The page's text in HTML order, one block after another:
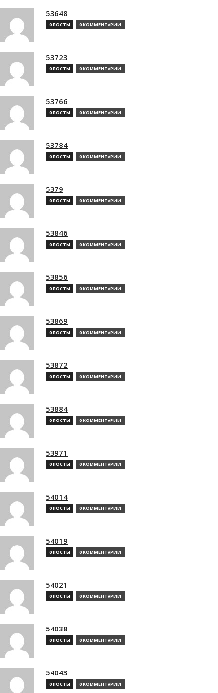
53648
0 ПОСТЫ 0 КОММЕНТАРИИ
53723
0 ПОСТЫ 0 КОММЕНТАРИИ
53766
0 ПОСТЫ 0 КОММЕНТАРИИ
53784
0 ПОСТЫ 0 КОММЕНТАРИИ
5379
0 ПОСТЫ 0 КОММЕНТАРИИ
53846
0 ПОСТЫ 0 КОММЕНТАРИИ
53856
0 ПОСТЫ 0 КОММЕНТАРИИ
53869
0 ПОСТЫ 0 КОММЕНТАРИИ
53872
0 ПОСТЫ 0 КОММЕНТАРИИ
53884
0 ПОСТЫ 0 КОММЕНТАРИИ
53971
0 ПОСТЫ 0 КОММЕНТАРИИ
54014
0 ПОСТЫ 0 КОММЕНТАРИИ
54019
0 ПОСТЫ 0 КОММЕНТАРИИ
54021
0 ПОСТЫ 0 КОММЕНТАРИИ
54038
0 ПОСТЫ 0 КОММЕНТАРИИ
54043
0 ПОСТЫ 0 КОММЕНТАРИИ